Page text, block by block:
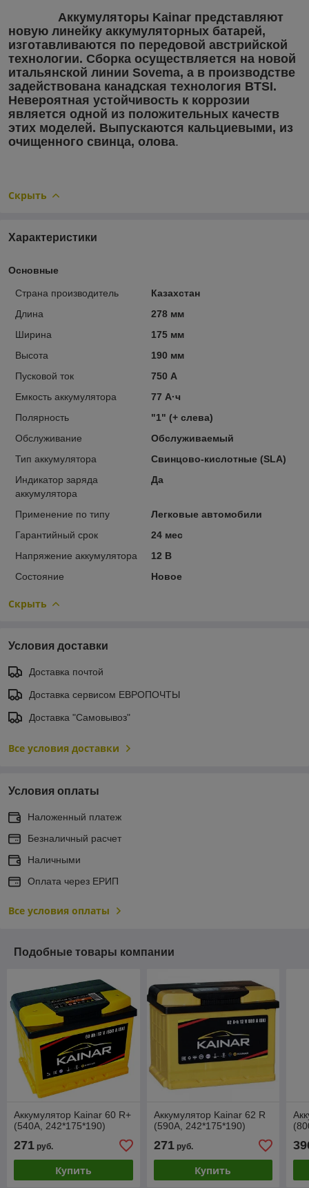
Аккумуляторы Kainar представляют
новую линейку аккумуляторных батарей,
изготавливаются по передовой австрийской
технологии. Сборка осуществляется на новой
итальянской линии Sovema, а в производстве
задействована канадская технология BTSI.
Невероятная устойчивость к коррозии
является одной из положительных качеств
этих моделей. Выпускаются кальциевыми, из
очищенного свинца, олова.
Скрыть
Характеристики
Основные
Страна производитель
Казахстан
Длина
278 мм
Ширина
175 мм
Высота
190 мм
Пусковой ток
750 А
Емкость аккумулятора
77 А·ч
Полярность
"1" (+ слева)
Обслуживание
Обслуживаемый
Тип аккумулятора
Свинцово-кислотные (SLA)
Индикатор заряда
аккумулятора
Да
Применение по типу
Легковые автомобили
Гарантийный срок
24 мес
Напряжение аккумулятора
12 В
Состояние
Новое
Скрыть
Условия доставки
Доставка почтой
Доставка сервисом ЕВРОПОЧТЫ
Доставка "Самовывоз"
Все условия доставки
Условия оплаты
Наложенный платеж
Безналичный расчет
Наличными
Оплата через ЕРИП
Все условия оплаты
Подобные товары компании
Аккумулятор Kainar 60 R+
(540A, 242*175*190)
271 руб.
Купить
Аккумулятор Kainar 62 R
(590A, 242*175*190)
271руб.
Купить